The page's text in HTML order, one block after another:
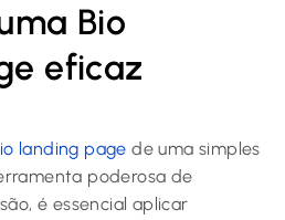
Bio
eficaz
landing page de uma simples
poderosa de
é essencial aplicar